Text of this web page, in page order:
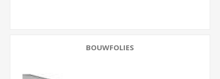
BOUWFOLIES